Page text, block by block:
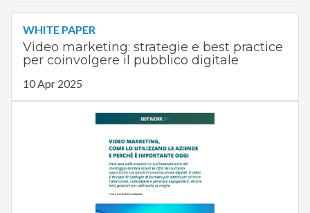
WHITE PAPER
Video marketing: strategie e best practice
per coinvolgere il pubblico digitale
10 Apr 2025